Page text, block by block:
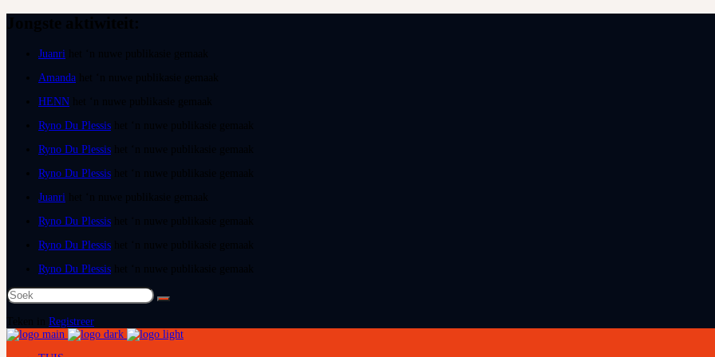
Juanri
Amanda
HENN
Ryno Du Plessis
Ryno Du Plessis
Ryno Du Plessis
Juanri
Ryno Du Plessis
Ryno Du Plessis
Ryno Du Plessis
Soek
na:
Registreer